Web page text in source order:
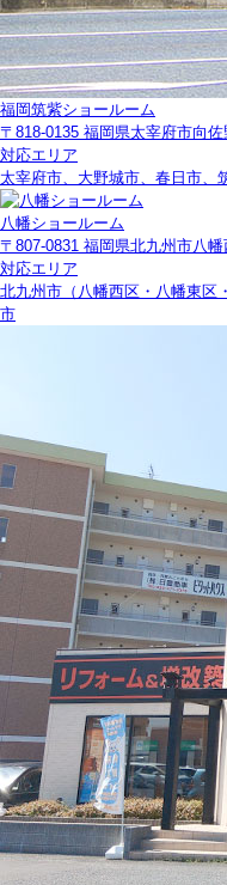
福岡筑紫ショールーム
〒818-0135 福岡県太宰府市向佐
対応エリア
太宰府市、大野城市、春日市、
八幡ショールーム
〒807-0831 福岡県北九州市八
対応エリア
北九州市（八幡西区・八幡東区
市